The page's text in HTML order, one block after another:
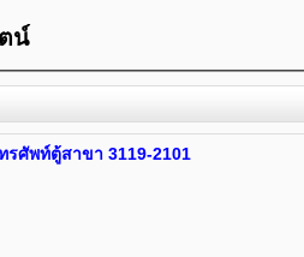
น์
รศัพท์ตู้สาขา 3119-2101